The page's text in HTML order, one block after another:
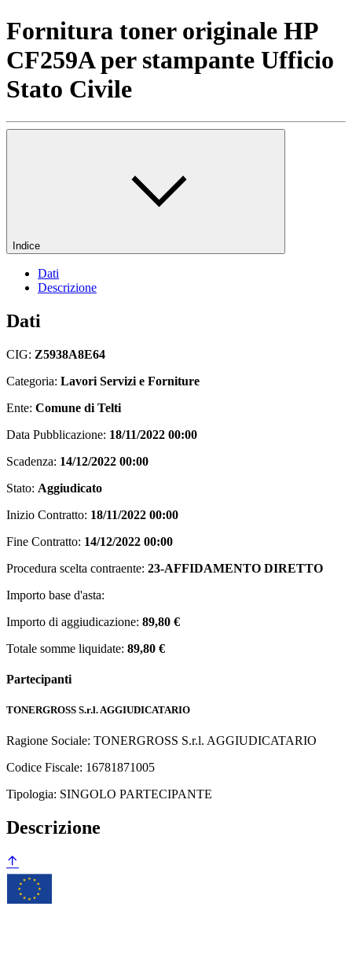
Fornitura toner originale HP
CF259A per stampante Ufficio
Stato Civile
Indice
Dati
Descrizione
Dati
CIG: Z5938A8E64
Categoria: Lavori Servizi e Forniture
Ente: Comune di Telti
Data Pubblicazione: 18/11/2022 00:00
Scadenza: 14/12/2022 00:00
Stato: Aggiudicato
Inizio Contratto: 18/11/2022 00:00
Fine Contratto: 14/12/2022 00:00
Procedura scelta contraente: 23-AFFIDAMENTO DIRETTO
Importo base d'asta:
Importo di aggiudicazione: 89,80 €
Totale somme liquidate: 89,80 €
Partecipanti
TONERGROSS S.r.l.AGGIUDICATARIO
Ragione Sociale: TONERGROSS S.r.l. AGGIUDICATARIO
Codice Fiscale: 16781871005
Tipologia: SINGOLO PARTECIPANTE
Descrizione